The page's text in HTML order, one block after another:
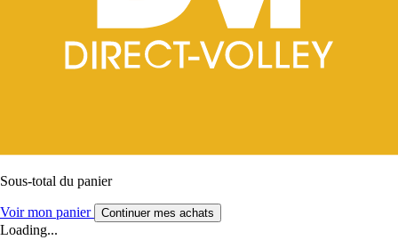
Sous-total du panier
Voir mon panier Continuer mes achats
Loading...